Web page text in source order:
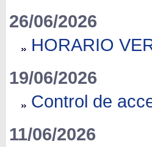
26/06/2026
HORARIO
19/06/2026
Control de
11/06/2026